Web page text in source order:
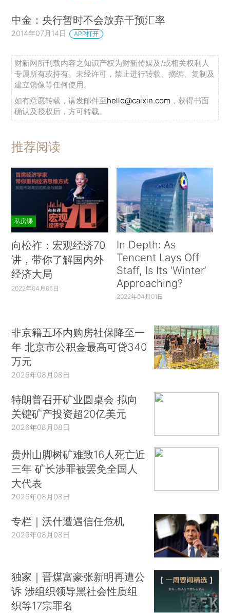
中金：央行暂时不会放弃干预汇率
2014年07月14日 APP打开
财新网所刊载内容之知识产权为财新传媒及/或相关权利人
专属所有或持有。未经许可，禁止进行转载、摘编、复制及
建立镜像等任何使用。
如有意愿转载，请发邮件至hello@caixin.com ，获得书面
确认及授权后，方可转载。
推荐阅读
私房课
向松祚：宏观经济70
讲，带你了解国内外
经济大局
2022年04月06日
In Depth: As
Tencent Lays Off
Staff, Is Its ‘Winter’
Approaching?
2022年04月01日
非京籍五环内购房社保降至一
年 北京市公积金最高可贷340
万元
2026年08月08日
特朗普召开矿业圆桌会 拟向
关键矿产投资超20亿美元
2026年08月08日
贵州山脚树矿难致16人死亡近
三年 矿长涉罪被罢免全国人
大代表
2026年08月08日
专栏｜沃什遭遇信任危机
2026年08月08日
独家｜晋煤富豪张新明再遭公
诉 涉组织领导黑社会性质组
织等17宗罪名